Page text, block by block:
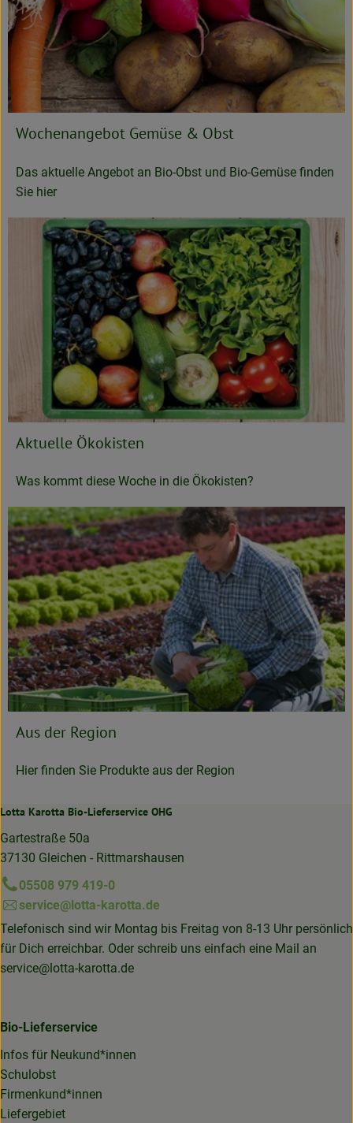
Wochenangebot Gemüse & Obst
Das aktuelle Angebot an Bio-Obst und Bio-Gemüse finden
Sie hier
Aktuelle Ökokisten
Was kommt diese Woche in die Ökokisten?
Aus der Region
Hier finden Sie Produkte aus der Region
Lotta Karotta Bio-Lieferservice OHG
Gartestraße 50a
37130 Gleichen - Rittmarshausen
05508 979 419-0
service@lotta-karotta.de
Telefonisch sind wir Montag bis Freitag von 8-13 Uhr persönlich
für Dich erreichbar. Oder schreib uns einfach eine Mail an
service@lotta-karotta.de
Bio-Lieferservice
Infos für Neukund*innen
Schulobst
Firmenkund*innen
Liefergebiet